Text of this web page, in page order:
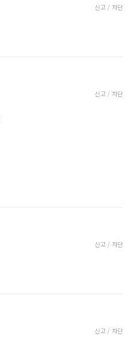
신고 / 차단
신고 / 차단
신고 / 차단
신고 / 차단